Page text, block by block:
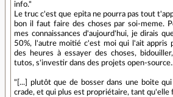
info."
Le truc c'est que epita ne pourra pas tout
bon il faut faire des choses par soi-meme.
mes connaissances d'aujourd'hui, je dirais
50%, l'autre moitié c'est moi qui l'ait appris
des heures à essayer des choses,
tutos, s'investir dans des projets open-
"[...] plutôt que de bosser dans une boite
crade, et qui plus est propriétaire, tant qu'elle